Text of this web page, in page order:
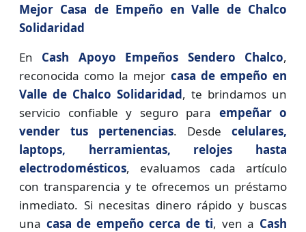
Mejor Casa de Empeño en Valle de Chalco
Solidaridad
En Cash Apoyo Empeños Sendero Chalco,
reconocida como la mejor casa de empeño en
Valle de Chalco Solidaridad, te brindamos un
servicio confiable y seguro para empeñar o
vender tus pertenencias. Desde celulares,
laptops, herramientas, relojes hasta
electrodomésticos, evaluamos cada artículo
con transparencia y te ofrecemos un préstamo
inmediato. Si necesitas dinero rápido y buscas
una casa de empeño cerca de ti, ven a Cash